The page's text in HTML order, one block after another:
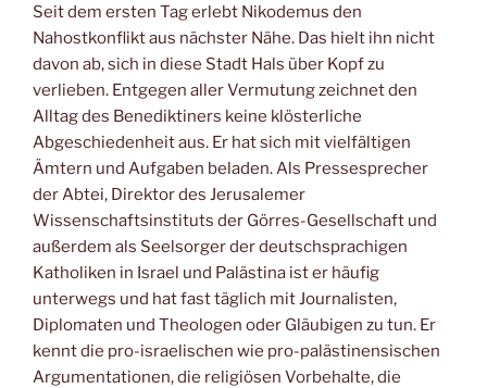
Seit dem ersten Tag erlebt Nikodemus den
Nahostkonflikt aus nächster Nähe. Das hielt ihn nicht
davon ab, sich in diese Stadt Hals über Kopf zu
verlieben. Entgegen aller Vermutung zeichnet den
Alltag des Benediktiners keine klösterliche
Abgeschiedenheit aus. Er hat sich mit vielfältigen
Ämtern und Aufgaben beladen. Als Pressesprecher
der Abtei, Direktor des Jerusalemer
Wissenschaftsinstituts der Görres-Gesellschaft und
außerdem als Seelsorger der deutschsprachigen
Katholiken in Israel und Palästina ist er häufig
unterwegs und hat fast täglich mit Journalisten,
Diplomaten und Theologen oder Gläubigen zu tun. Er
kennt die pro-israelischen wie pro-palästinensischen
Argumentationen, die religiösen Vorbehalte, die